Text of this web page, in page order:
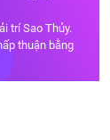
trí Sao Thủy.
thuận bằng